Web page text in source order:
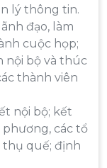
lý thông tin.
đạo, làm
cuộc họp;
nội bộ và thúc
thành viên
nội bộ; kết
các tổ
quế; định